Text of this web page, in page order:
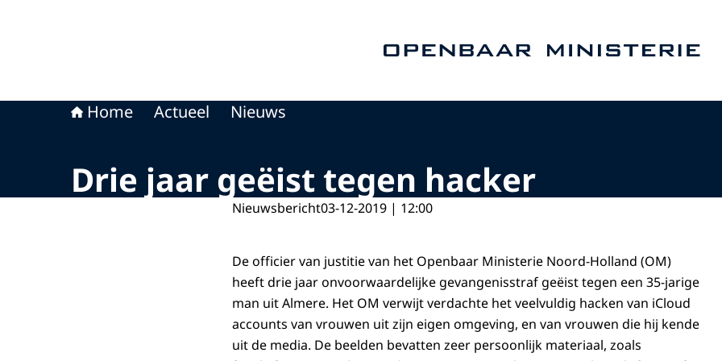
Home Actueel Nieuws
Drie jaar geëist tegen hacker
Nieuwsbericht03-12-2019 | 12:00
De officier van justitie van het Openbaar Ministerie Noord-Holland (OM)
heeft drie jaar onvoorwaardelijke gevangenisstraf geëist tegen een 35-jarige
man uit Almere. Het OM verwijt verdachte het veelvuldig hacken van iCloud
accounts van vrouwen uit zijn eigen omgeving, en van vrouwen die hij kende
uit de media. De beelden bevatten zeer persoonlijk materiaal, zoals